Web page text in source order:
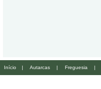
Início | Autarcas | Freguesia |